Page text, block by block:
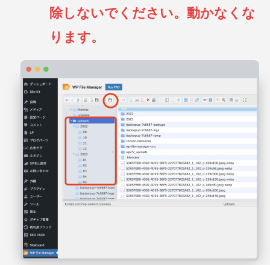
除しないでください。動かなくな
ります。